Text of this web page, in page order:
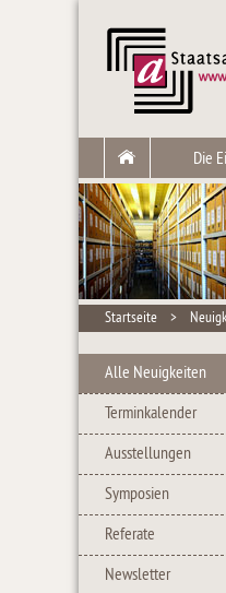
Die
Startseite >
Alle Neuigkeiten
Terminkalender
Ausstellungen
Symposien
Referate
Newsletter